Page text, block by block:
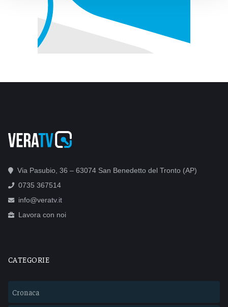
Via Pasubio, 36 – 63074 San Benedetto del Tronto (AP)
0735 367514
info@veratv.it
Lavora con noi
CATEGORIE
Cronaca